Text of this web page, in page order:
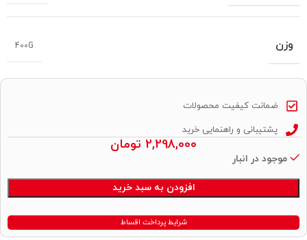
وزن 400G
ضمانت کیفیت محصولات
پشتیبانی و راهنمایی خرید
2,298,000 تومان
موجود در انبار
افزودن به سبد خرید
شرایط پرداخت اقساط